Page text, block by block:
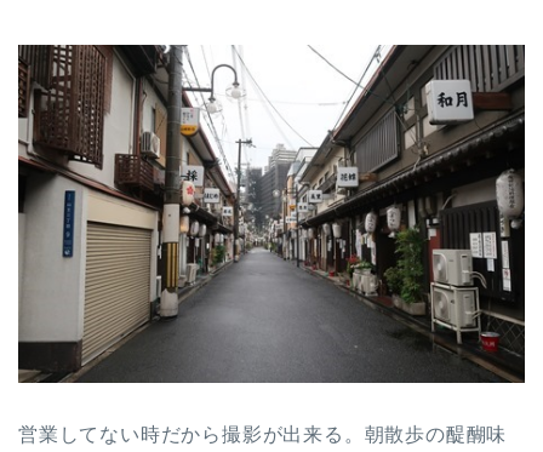
営業してない時だから撮影が出来る。朝散歩の醍醐味